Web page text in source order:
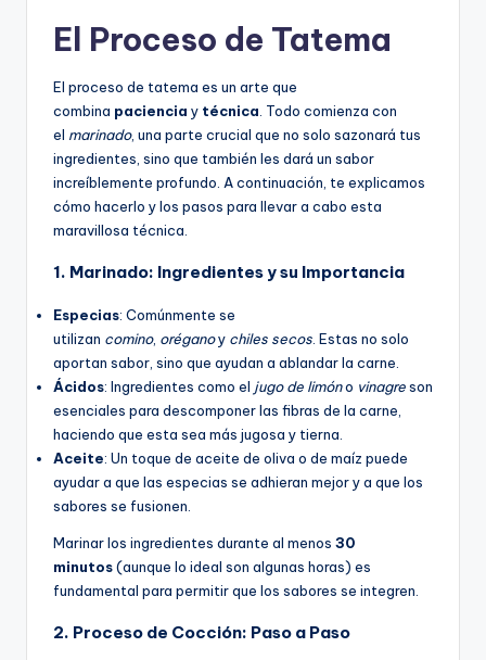
El Proceso de Tatema
El proceso de tatema es un arte que
combina paciencia y técnica . Todo comienza con
el marinado, una parte crucial que no solo sazonará tus
ingredientes, sino que también les dará un sabor
increíblemente profundo. A continuación, te explicamos
cómo hacerlo y los pasos para llevar a cabo esta
maravillosa técnica.
1. Marinado: Ingredientes y su Importancia
Especias: Comúnmente se
utilizan comino, oréganoy chiles secos . Estas no solo
aportan sabor, sino que ayudan a ablandar la carne.
Ácidos: Ingredientes como el jugo de limóno vinagreson
esenciales para descomponer las fibras de la carne,
haciendo que esta sea más jugosa y tierna.
Aceite: Un toque de aceite de oliva o de maíz puede
ayudar a que las especias se adhieran mejor y a que los
sabores se fusionen.
Marinar los ingredientes durante al menos 30
minutos(aunque lo ideal son algunas horas) es
fundamental para permitir que los sabores se integren.
2. Proceso de Cocción: Paso a Paso